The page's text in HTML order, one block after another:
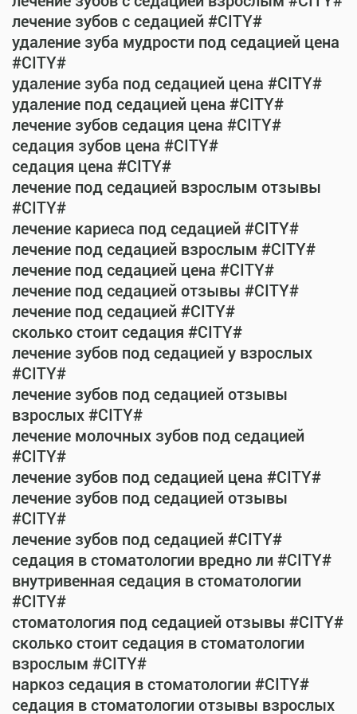
лечение зубов с седацией #CITY#
удаление зуба мудрости под седацией цена
#CITY#
удаление зуба под седацией цена #CITY#
удаление под седацией цена #CITY#
лечение зубов седация цена #CITY#
седация зубов цена #CITY#
седация цена #CITY#
лечение под седацией взрослым отзывы
#CITY#
лечение кариеса под седацией #CITY#
лечение под седацией взрослым #CITY#
лечение под седацией цена #CITY#
лечение под седацией отзывы #CITY#
лечение под седацией #CITY#
сколько стоит седация #CITY#
лечение зубов под седацией у взрослых
#CITY#
лечение зубов под седацией отзывы
взрослых #CITY#
лечение молочных зубов под седацией
#CITY#
лечение зубов под седацией цена #CITY#
лечение зубов под седацией отзывы
#CITY#
лечение зубов под седацией #CITY#
седация в стоматологии вредно ли #CITY#
внутривенная седация в стоматологии
#CITY#
стоматология под седацией отзывы #CITY#
сколько стоит седация в стоматологии
взрослым #CITY#
наркоз седация в стоматологии #CITY#
седация в стоматологии отзывы взрослых